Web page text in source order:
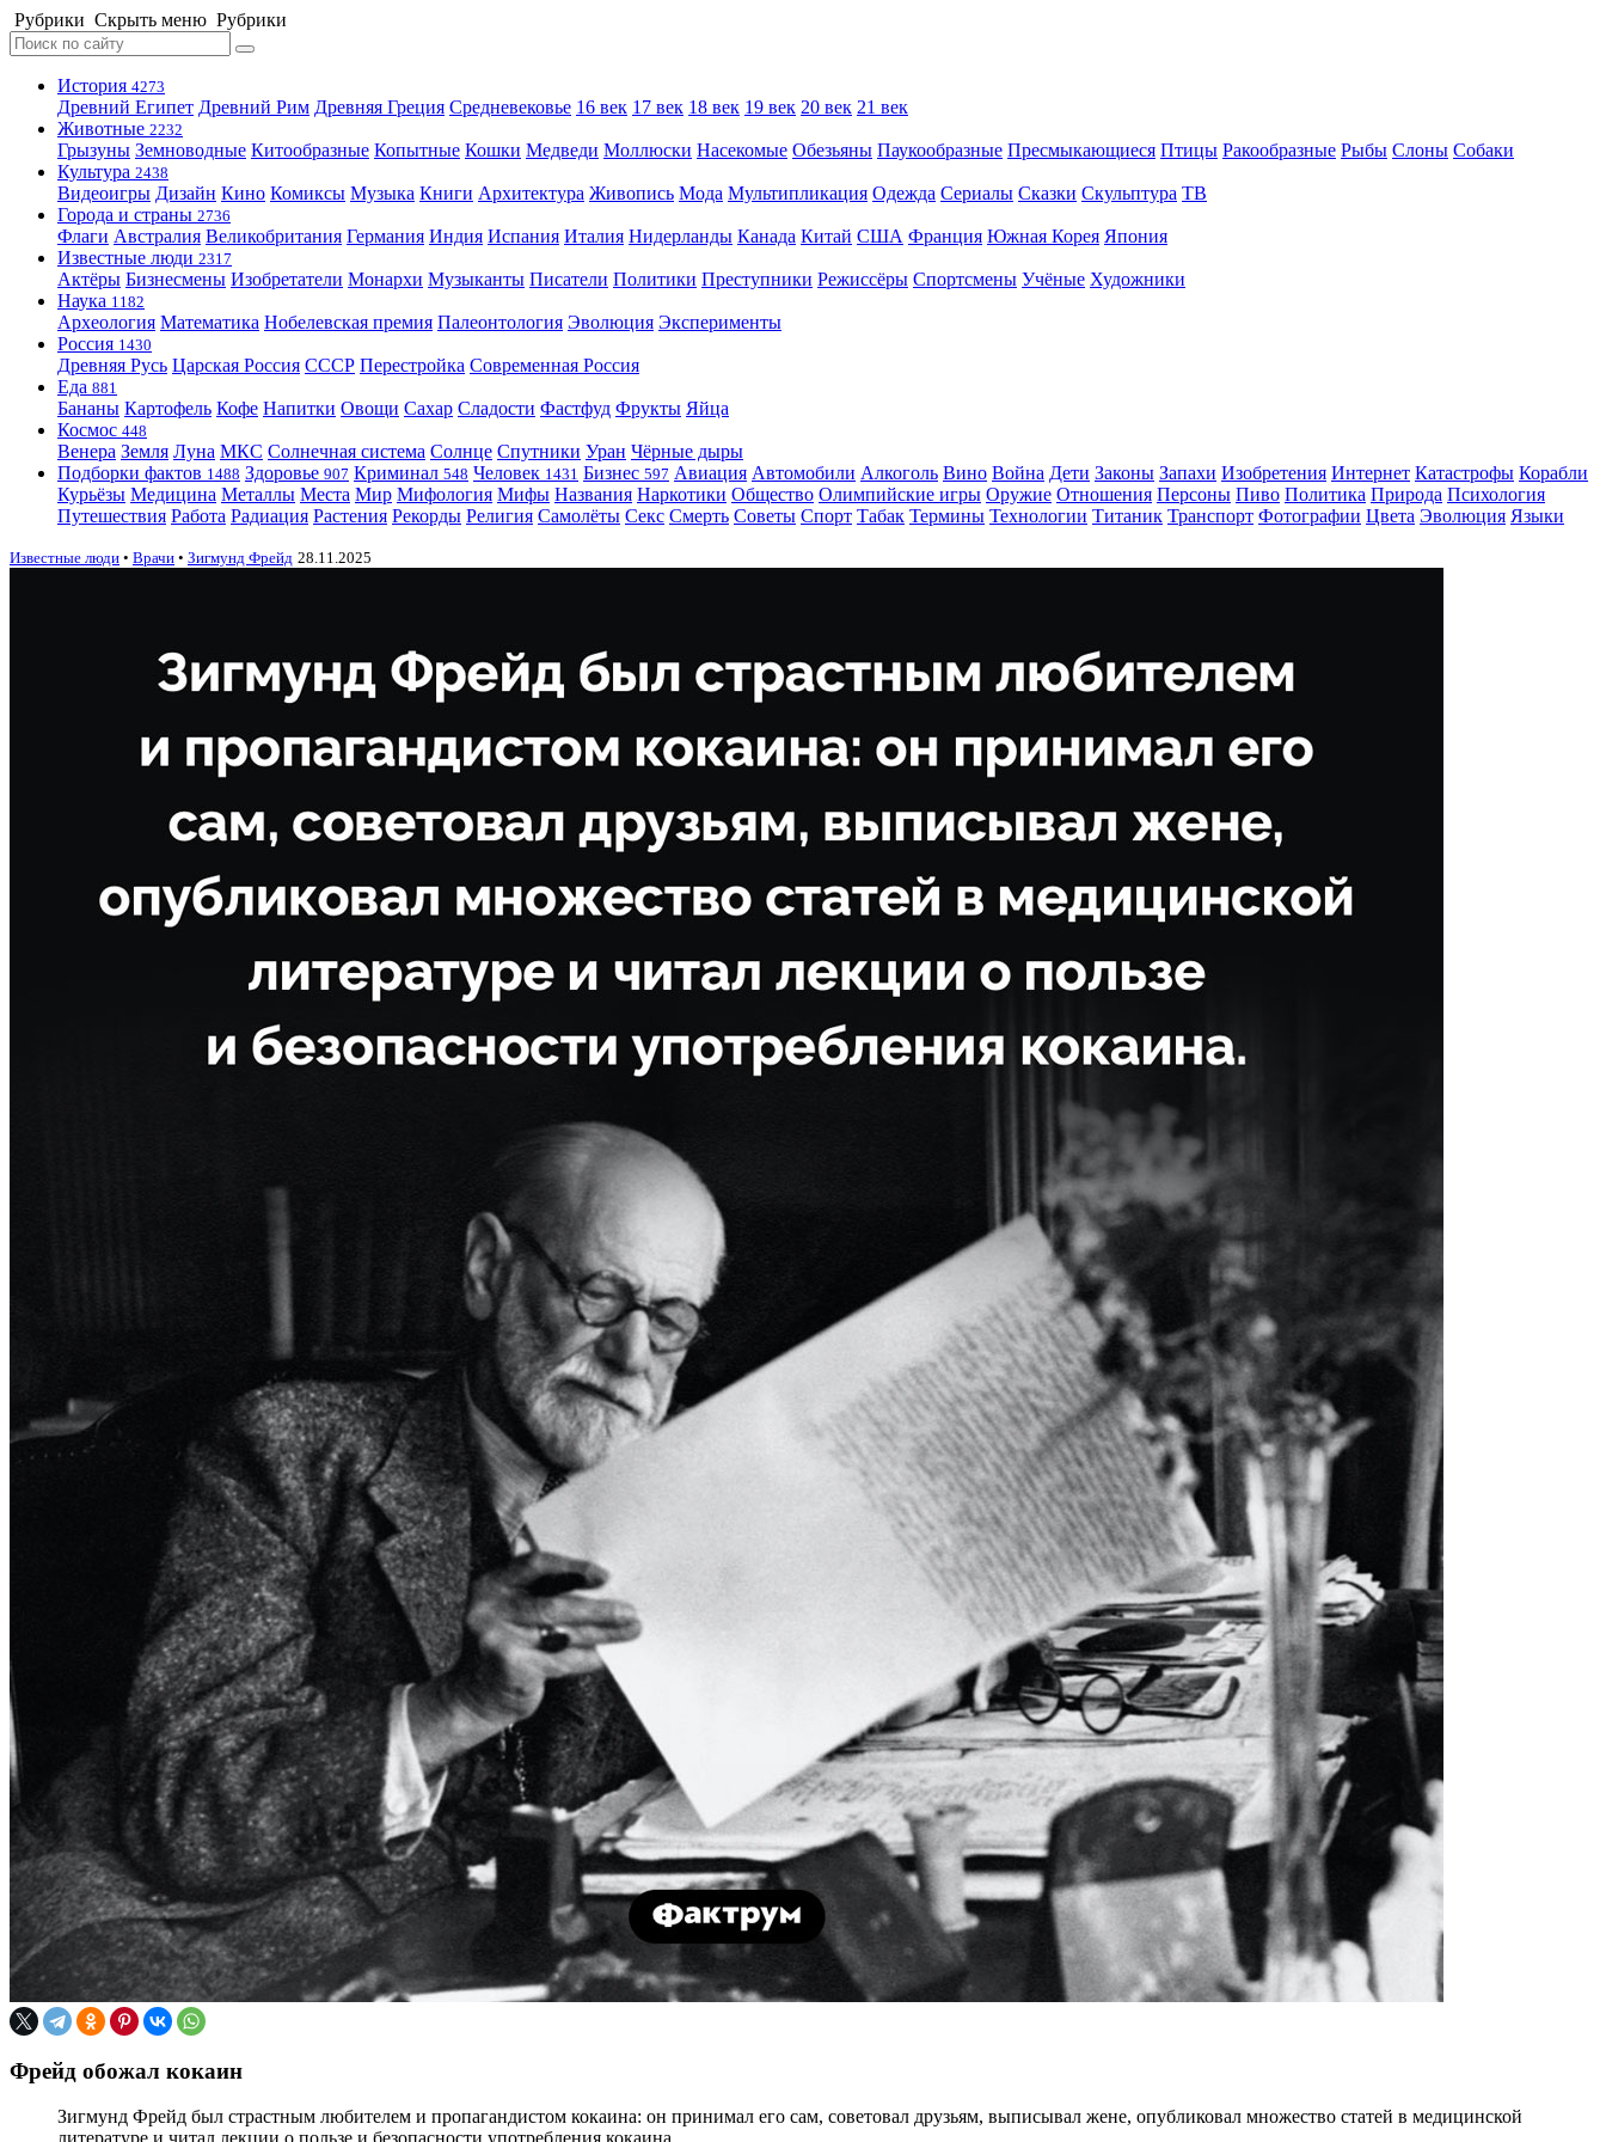
Рубрики Скрыть меню Рубрики
История 4273
Древний Египет Древний Рим Древняя Греция Средневековье 16 век 17 век 18 век 19 век 20 век 21 век
Животные 2232
Грызуны Земноводные Китообразные Копытные Кошки Медведи Моллюски Насекомые Обезьяны Паукообразные Пресмыкающиеся Птицы Ракообразные Рыбы Слоны Собаки
Культура 2438
Видеоигры Дизайн Кино Комиксы Музыка Книги Архитектура Живопись Мода Мультипликация Одежда Сериалы Сказки Скульптура ТВ
Города и страны 2736
Флаги Австралия Великобритания Германия Индия Испания Италия Нидерланды Канада Китай США Франция Южная Корея Япония
Известные люди 2317
Актёры Бизнесмены Изобретатели Монархи Музыканты Писатели Политики Преступники Режиссёры Спортсмены Учёные Художники
Наука 1182
Археология Математика Нобелевская премия Палеонтология Эволюция Эксперименты
Россия 1430
Древняя Русь Царская Россия СССР Перестройка Современная Россия
Еда 881
Бананы Картофель Кофе Напитки Овощи Сахар Сладости Фастфуд Фрукты Яйца
Космос 448
Венера Земля Луна МКС Солнечная система Солнце Спутники Уран Чёрные дыры
Подборки фактов 1488 Здоровье 907 Криминал 548 Человек 1431 Бизнес 597 Авиация Автомобили Алкоголь Вино Война Дети Законы Запахи Изобретения Интернет Катастрофы Корабли
Курьёзы Медицина Металлы Места Мир Мифология Мифы Названия Наркотики Общество Олимпийские игры Оружие Отношения Персоны Пиво Политика Природа Психология
Путешествия Работа Радиация Растения Рекорды Религия Самолёты Секс Смерть Советы Спорт Табак Термины Технологии Титаник Транспорт Фотографии Цвета Эволюция Языки
Известные люди • Врачи • Зигмунд Фрейд 28.11.2025
Фрейд обожал кокаин
Зигмунд Фрейд был страстным любителем и пропагандистом кокаина: он принимал его сам, советовал друзьям, выписывал жене, опубликовал множество статей в медицинской